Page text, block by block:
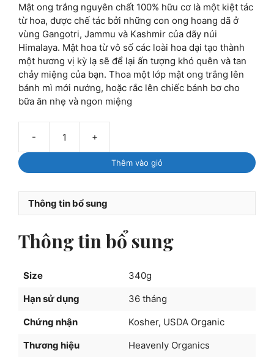
Mật ong trắng nguyên chất 100% hữu cơ là một kiệt tác
từ hoa, được chế tác bởi những con ong hoang dã ở
vùng Gangotri, Jammu và Kashmir của dãy núi
Himalaya. Mật hoa từ vô số các loài hoa dại tạo thành
một hương vị kỳ lạ sẽ để lại ấn tượng khó quên và tan
chảy miệng của bạn. Thoa một lớp mật ong trắng lên
bánh mì mới nướng, hoặc rắc lên chiếc bánh bơ cho
bữa ăn nhẹ và ngon miệng
-
ong
trắng
340g
số
+
Thêm vào giỏ
Thông tin bổ sung
Thông tin bổ sung
Size
340g
Hạn sử dụng
36 tháng
Chứng nhận
Kosher, USDA Organic
Thương hiệu
Heavenly Organics